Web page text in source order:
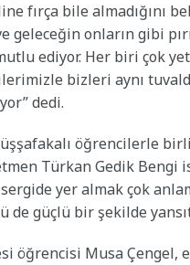
fırça bile almadığını
geleceğin onların gibi
ediyor. Her biri çok
bizleri aynı
dedi.
öğrencilerle
Türkan Gedik Bengi
yer almak çok
güçlü bir şekilde
öğrencisi Musa